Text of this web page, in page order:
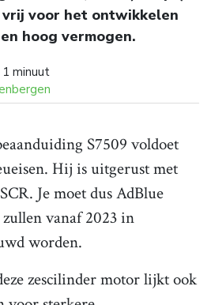
voor het ontwikkelen
hoog vermogen.
1 minuut
S7509 voldoet
Hij is uitgerust met
Je moet dus AdBlue
vanaf 2023 in
worden.
zescilinder motor lijkt ook